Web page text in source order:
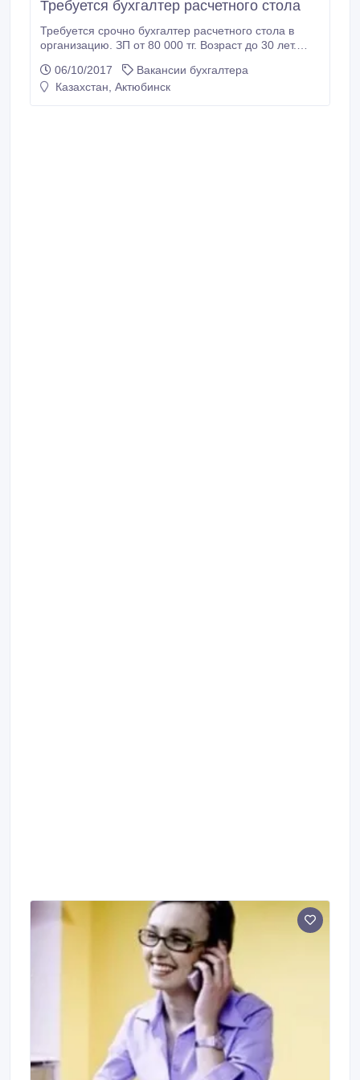
Требуется бухгалтер расчетного стола
Требуется срочно бухгалтер расчетного стола в
организацию. ЗП от 80 000 тг. Возраст до 30 лет.
06/10/2017
Вакансии бухгалтера
Казахстан, Актюбинск